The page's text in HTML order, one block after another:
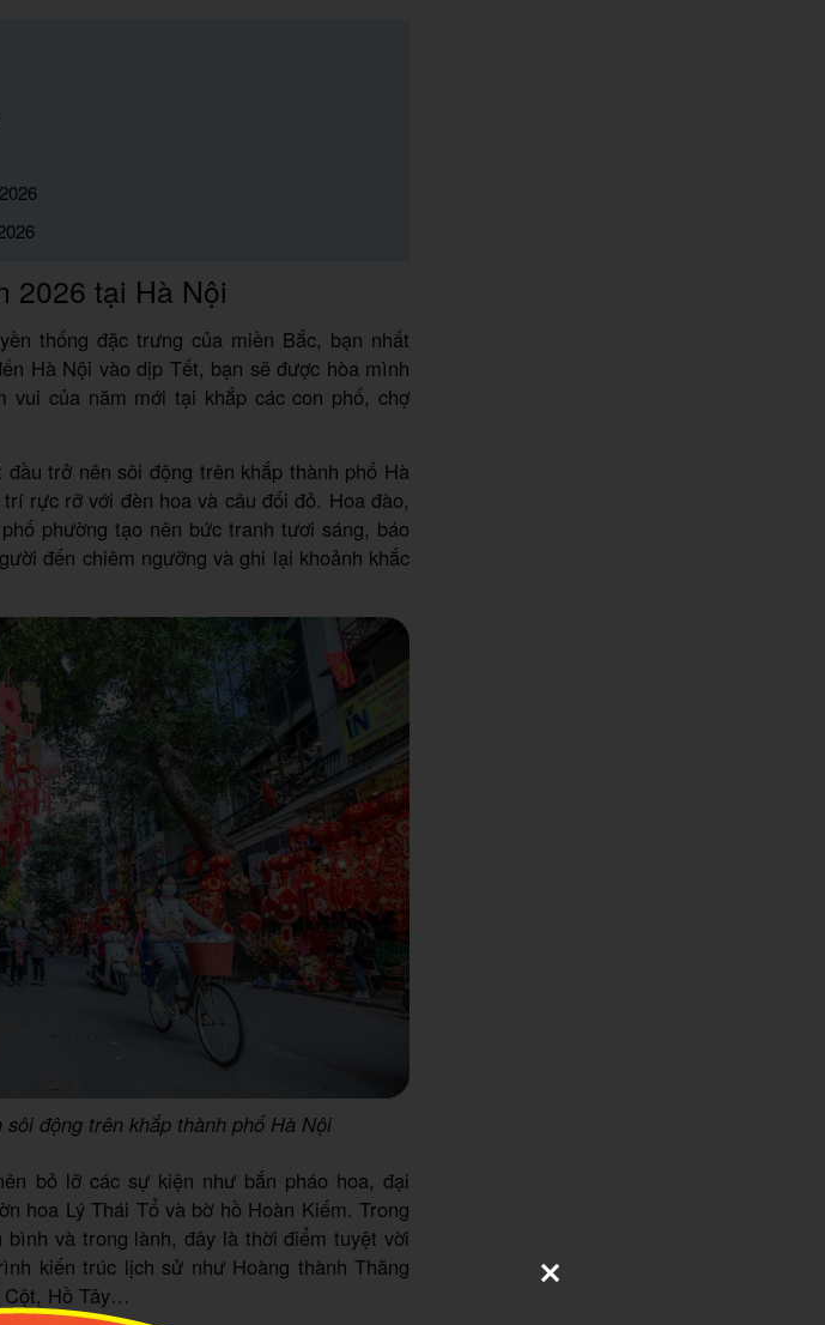
2026 tại Hà Nội
thống đặc trưng của miền Bắc, bạn nhất
Hà Nội vào dịp Tết, bạn sẽ được hòa mình
vui của năm mới tại khắp các con phố, chợ
trở nên sôi động trên khắp thành phố Hà
rực rỡ với đèn hoa và câu đối đỏ. Hoa đào,
phường tạo nên bức tranh tươi sáng, báo
đến chiêm ngưỡng và ghi lại khoảnh khắc
động trên khắp thành phố Hà Nội
bỏ lỡ các sự kiện như bắn pháo hoa, đại
hoa Lý Thái Tổ và bờ hồ Hoàn Kiếm. Trong
và trong lành, đây là thời điểm tuyệt vời
kiến trúc lịch sử như Hoàng thành Thăng
Cột, Hồ Tây…